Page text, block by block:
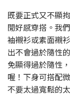
既要正式又不顯
閒好感穿搭。我
袖襯衫或素面襯
出不會過於隨性
免顯得過於隨性
喔！下身可搭配
不要太過寬鬆的